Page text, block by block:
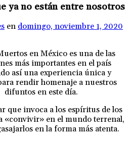
ya no están entre nosotros
en domingo, noviembre 1, 2020
en México es una de las
más importantes en el país
así una experiencia única y
rendir homenaje a nuestros
difuntos en este día.
que invoca a los espíritus de los
«convivir» en el mundo terrenal,
en la forma más atenta.